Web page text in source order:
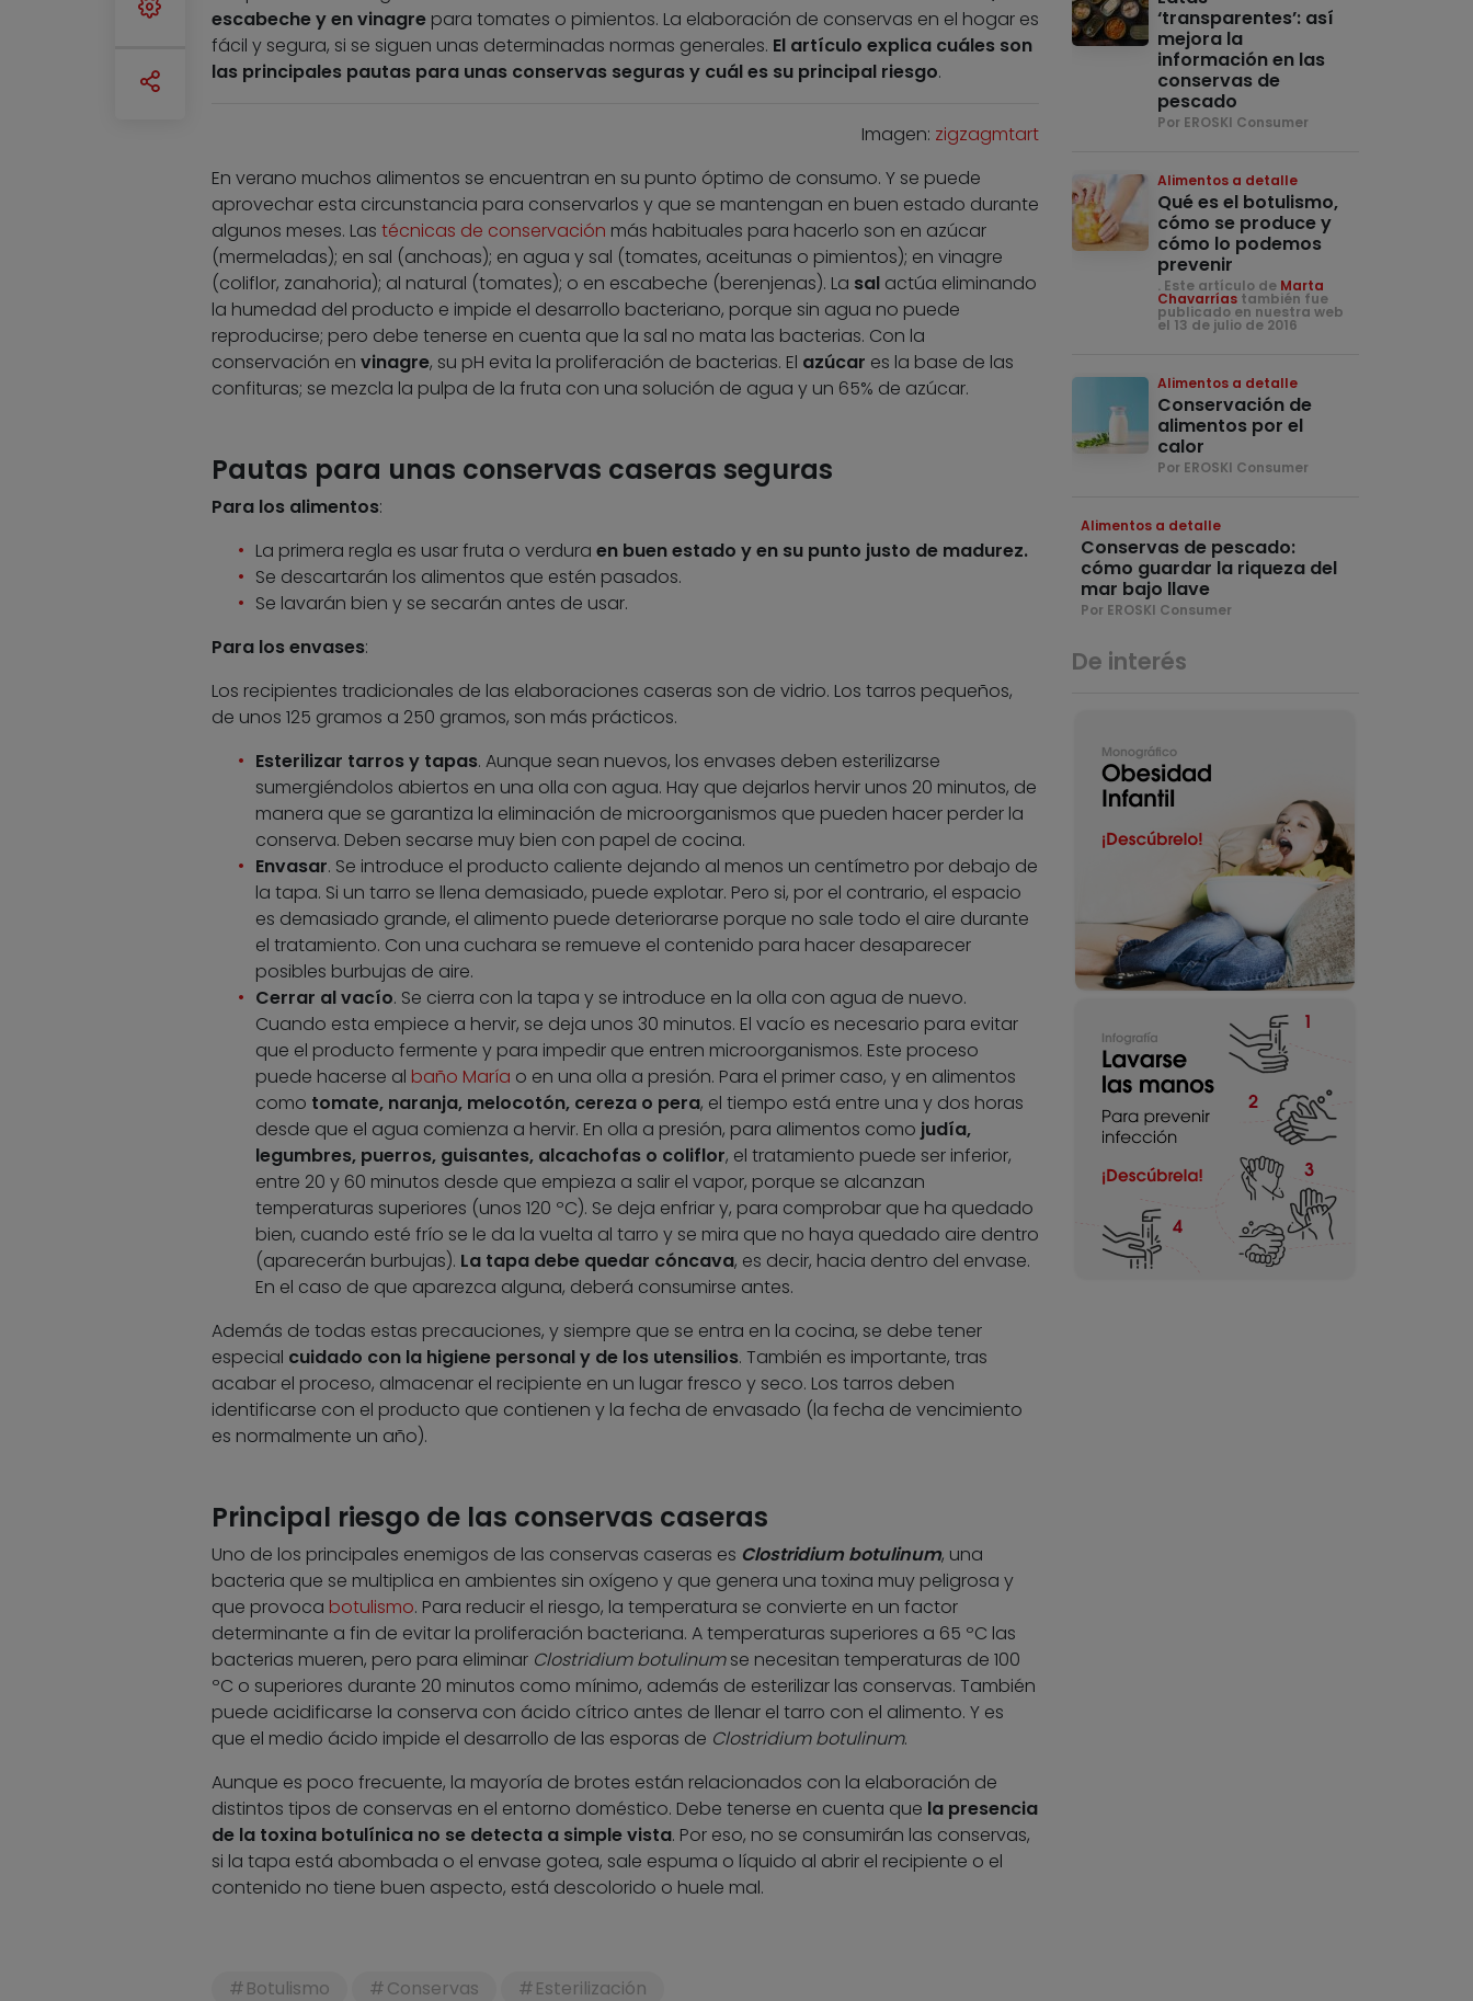
escabeche y en vinagrepara tomates o pimientos. La elaboración de conservas en el hogar es
fácil y segura, si se siguen unas determinadas normas generales. El artículo explica cuáles son
las principales pautas para unas conservas seguras y cuál es su principal riesgo.
Imagen: zigzagmtart
En verano muchos alimentos se encuentran en su punto óptimo de consumo. Y se puede
aprovechar esta circunstancia para conservarlos y que se mantengan en buen estado durante
algunos meses. Las técnicas de conservación más habituales para hacerlo son en azúcar
(mermeladas); en sal (anchoas); en agua y sal (tomates, aceitunas o pimientos); en vinagre
(coliflor, zanahoria); al natural (tomates); o en escabeche (berenjenas). La salactúa eliminando
la humedad del producto e impide el desarrollo bacteriano, porque sin agua no puede
reproducirse; pero debe tenerse en cuenta que la sal no mata las bacterias. Con la
conservación en vinagre, su pH evita la proliferación de bacterias. El azúcar es la base de las
confituras; se mezcla la pulpa de la fruta con una solución de agua y un 65% de azúcar.
Pautas para unas conservas caseras seguras
Para los alimentos:
La primera regla es usar fruta o verdura en buen estado y en su punto justo de madurez.
Se descartarán los alimentos que estén pasados.
Se lavarán bien y se secarán antes de usar.
Para los envases:
Los recipientes tradicionales de las elaboraciones caseras son de vidrio. Los tarros pequeños,
de unos 125 gramos a 250 gramos, son más prácticos.
Esterilizar tarros y tapas. Aunque sean nuevos, los envases deben esterilizarse
sumergiéndolos abiertos en una olla con agua. Hay que dejarlos hervir unos 20 minutos, de
manera que se garantiza la eliminación de microorganismos que pueden hacer perder la
conserva. Deben secarse muy bien con papel de cocina.
Envasar. Se introduce el producto caliente dejando al menos un centímetro por debajo de
la tapa. Si un tarro se llena demasiado, puede explotar. Pero si, por el contrario, el espacio
es demasiado grande, el alimento puede deteriorarse porque no sale todo el aire durante
el tratamiento. Con una cuchara se remueve el contenido para hacer desaparecer
posibles burbujas de aire.
Cerrar al vacío. Se cierra con la tapa y se introduce en la olla con agua de nuevo.
Cuando esta empiece a hervir, se deja unos 30 minutos. El vacío es necesario para evitar
que el producto fermente y para impedir que entren microorganismos. Este proceso
puede hacerse al baño María o en una olla a presión. Para el primer caso, y en alimentos
como tomate, naranja, melocotón, cereza o pera, el tiempo está entre una y dos horas
desde que el agua comienza a hervir. En olla a presión, para alimentos como judía,
legumbres, puerros, guisantes, alcachofas o coliflor, el tratamiento puede ser inferior,
entre 20 y 60 minutos desde que empieza a salir el vapor, porque se alcanzan
temperaturas superiores (unos 120 ºC). Se deja enfriar y, para comprobar que ha quedado
bien, cuando esté frío se le da la vuelta al tarro y se mira que no haya quedado aire dentro
(aparecerán burbujas). La tapa debe quedar cóncava, es decir, hacia dentro del envase.
En el caso de que aparezca alguna, deberá consumirse antes.
Además de todas estas precauciones, y siempre que se entra en la cocina, se debe tener
especial cuidado con la higiene personal y de los utensilios. También es importante, tras
acabar el proceso, almacenar el recipiente en un lugar fresco y seco. Los tarros deben
identificarse con el producto que contienen y la fecha de envasado (la fecha de vencimiento
es normalmente un año).
Principal riesgo de las conservas caseras
Uno de los principales enemigos de las conservas caseras es Clostridium botulinum, una
bacteria que se multiplica en ambientes sin oxígeno y que genera una toxina muy peligrosa y
que provoca botulismo. Para reducir el riesgo, la temperatura se convierte en un factor
determinante a fin de evitar la proliferación bacteriana. A temperaturas superiores a 65 ºC las
bacterias mueren, pero para eliminar Clostridium botulinumse necesitan temperaturas de 100
ºC o superiores durante 20 minutos como mínimo, además de esterilizar las conservas. También
puede acidificarse la conserva con ácido cítrico antes de llenar el tarro con el alimento. Y es
que el medio ácido impide el desarrollo de las esporas de Clostridium botulinum.
Aunque es poco frecuente, la mayoría de brotes están relacionados con la elaboración de
distintos tipos de conservas en el entorno doméstico. Debe tenerse en cuenta que la presencia
de la toxina botulínica no se detecta a simple vista. Por eso, no se consumirán las conservas,
si la tapa está abombada o el envase gotea, sale espuma o líquido al abrir el recipiente o el
contenido no tiene buen aspecto, está descolorido o huele mal.
Botulismo Conservas Esterilización
‘transparentes’: así
mejora la
información en las
conservas de
pescado
Por EROSKI Consumer
Alimentos a detalle
Qué es el botulismo,
cómo se produce y
cómo lo podemos
prevenir
. Este artículo de Marta
Chavarrías también fue
publicado en nuestra web
el 13 de julio de 2016
Alimentos a detalle
Conservación de
alimentos por el
calor
Por EROSKI Consumer
Alimentos a detalle
Conservas de pescado:
cómo guardar la riqueza del
mar bajo llave
Por EROSKI Consumer
De interés